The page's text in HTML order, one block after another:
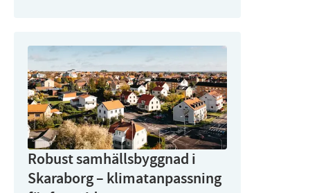
Robust samhällsbyggnad i
Skaraborg – klimatanpassning